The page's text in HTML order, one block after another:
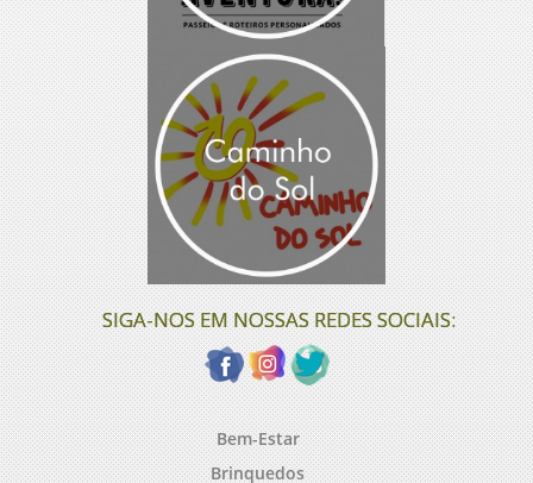
SIGA-NOS EM NOSSAS REDES SOCIAIS:
Bem-Estar
Brinquedos